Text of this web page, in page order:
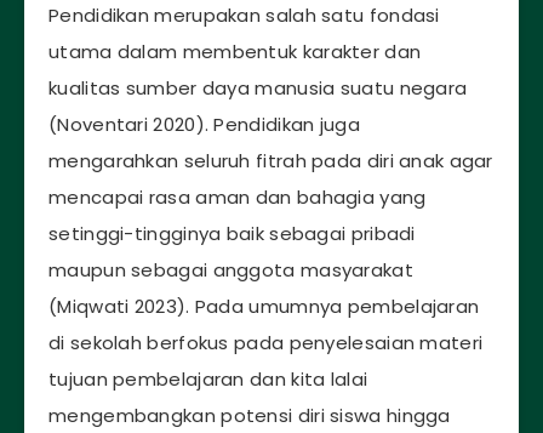
Pendidikan merupakan salah satu fondasi
utama dalam membentuk karakter dan
kualitas sumber daya manusia suatu negara
(Noventari 2020). Pendidikan juga
mengarahkan seluruh fitrah pada diri anak agar
mencapai rasa aman dan bahagia yang
setinggi-tingginya baik sebagai pribadi
maupun sebagai anggota masyarakat
(Miqwati 2023). Pada umumnya pembelajaran
di sekolah berfokus pada penyelesaian materi
tujuan pembelajaran dan kita lalai
mengembangkan potensi diri siswa hingga